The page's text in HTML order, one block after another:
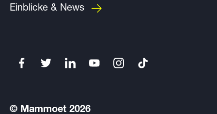
Einblicke & News
© Mammoet 2026